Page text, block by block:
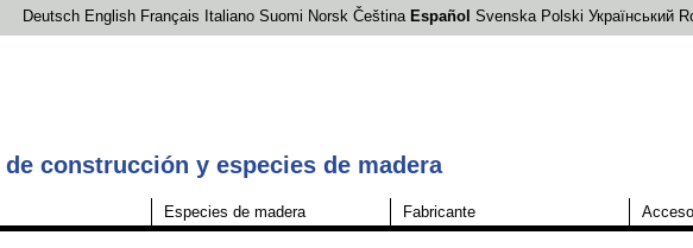
Deutsch English Français Italiano Suomi Norsk Čeština Español Svenska Polski Український
construcción y especies de madera
Especies de madera Fabricante